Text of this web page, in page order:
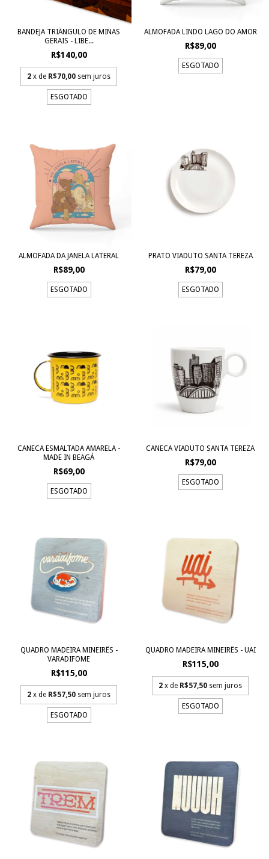
BANDEJA TRIÂNGULO DE MINAS
GERAIS - LIBE...
R$140,00
2 x de R$70,00 sem juros
ESGOTADO
ALMOFADA LINDO LAGO DO AMOR
R$89,00
ESGOTADO
ALMOFADA DA JANELA LATERAL
R$89,00
ESGOTADO
PRATO VIADUTO SANTA TEREZA
R$79,00
ESGOTADO
CANECA ESMALTADA AMARELA -
MADE IN BEAGÁ
R$69,00
ESGOTADO
CANECA VIADUTO SANTA TEREZA
R$79,00
ESGOTADO
QUADRO MADEIRA MINEIRÊS -
VARADIFOME
R$115,00
2 x de R$57,50 sem juros
ESGOTADO
QUADRO MADEIRA MINEIRÊS - UAI
R$115,00
2 x de R$57,50 sem juros
ESGOTADO